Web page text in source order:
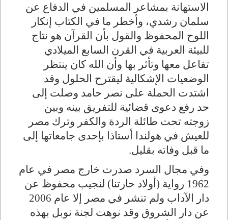
الاستهانة بمشاعر المسلمين في الدفاع عن
سلمان رشدي، وأخطر ما في الكتاب إنكار
اللوح المحفوظ والقول بأن القرآن هو نتاج
للبيئة العربية في القرن السابع الميلادي
تفاعل معها وتأثر بها وأن الله كان ينتظر
الوضعيات الإشكالية ليقترح الحلول وقد
اشتدت الحملة على نصر حامد وصلت إلى
حد رفع دعوى قضائية للتفريق بينه وبين
زوجته تحت طائلة الردة والكفر وترك مصر
للعيش في هولندا أستاذا بإحدى جامعاتها إلى
ما قبل وفاته بقليل.
وفي مجال السرد صدرت خارج مصر في عام
1962 رواية (أولاد حارتنا) لنجيب محفوظ عن
دار الآداب ولم تنشر في مصر إلا عام 2006
عن دار الشروق وقد نوهت لجنة نوبل بهذه